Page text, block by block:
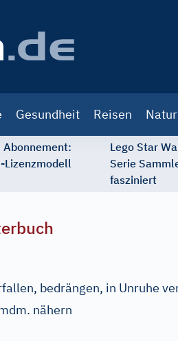
Gesundheit Reisen
Abonnement:
Lizenzmodell
Lego Star
Serie
fasziniert
bedrängen, in Unruhe
nähern